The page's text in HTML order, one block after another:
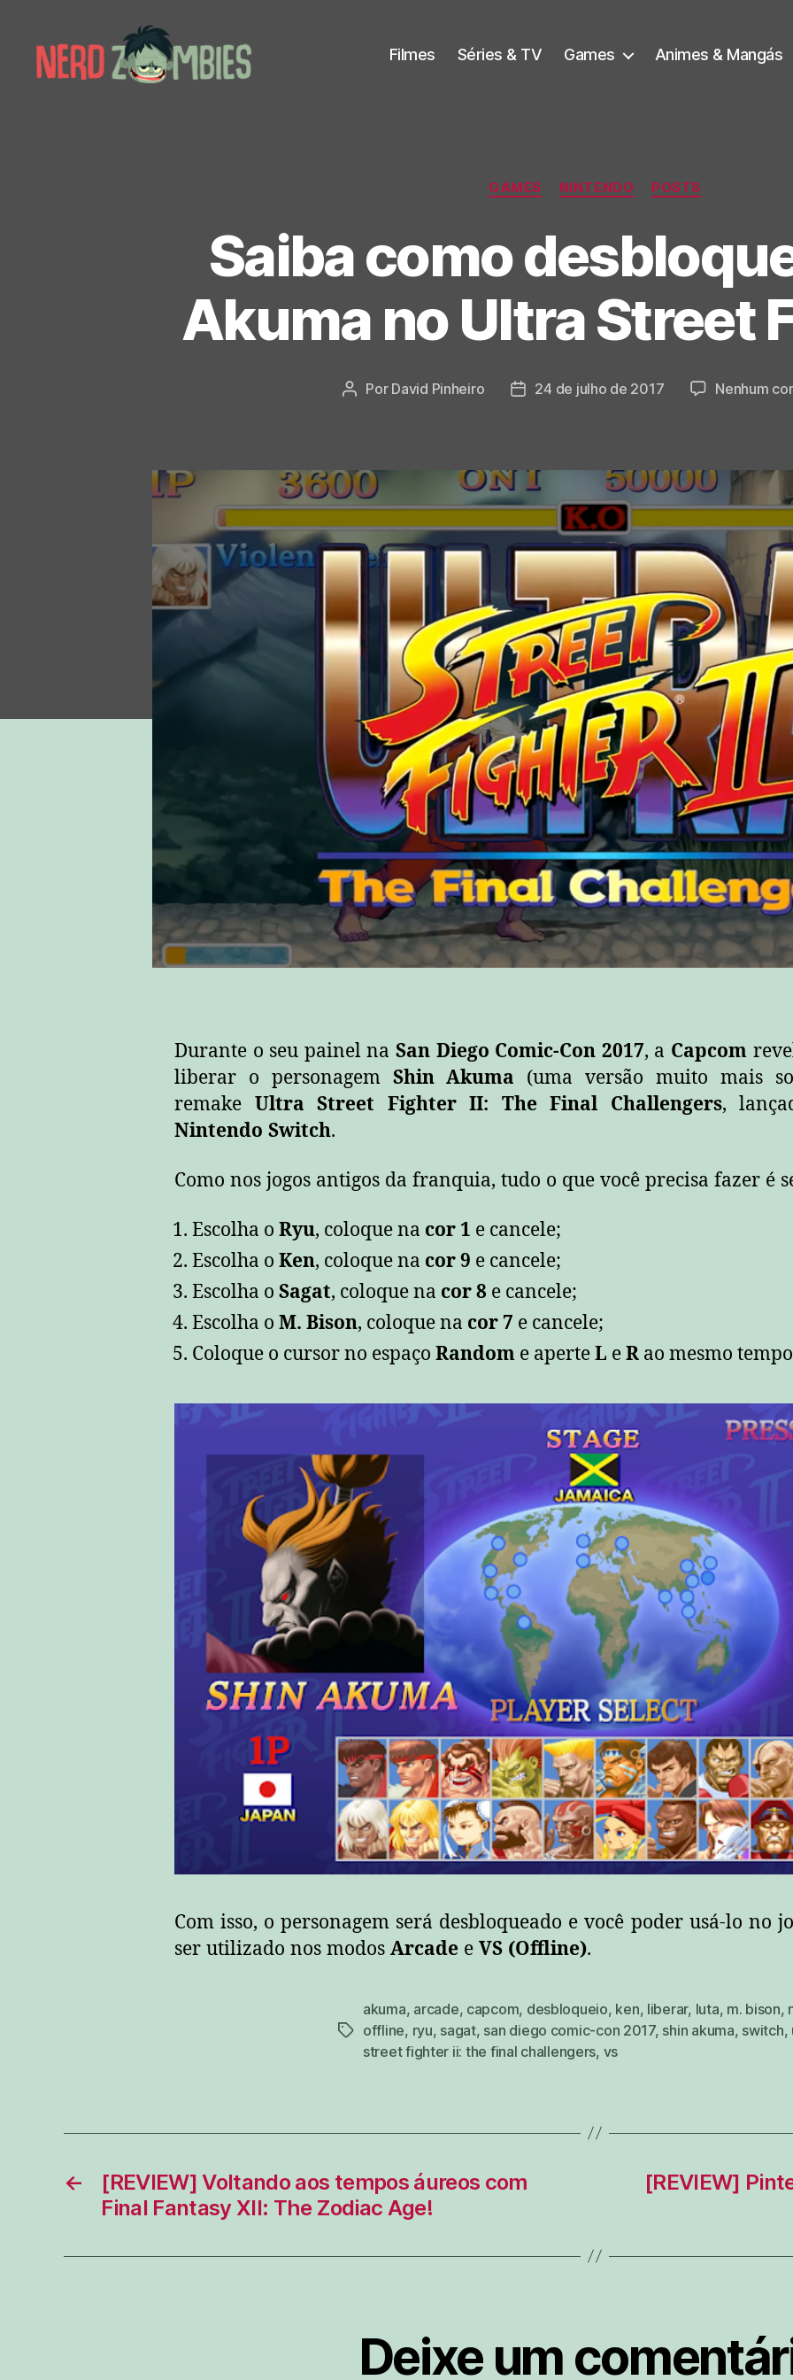
Filmes Séries & TV Games Animes & Mangás
Categorias
GAMES NINTENDO POSTS
Saiba como
Akuma no Ultra Street
Autor
Por David Pinheiro
Data24 de julho de 2017 Nenhum
Durante o seu painel na San Diego Comic-Con 2017, a Capcom
liberar o personagem Shin Akuma (uma versão muito mais
remake Ultra Street Fighter II: The Final Challengers,
Nintendo Switch.
Como nos jogos antigos da franquia, tudo o que você precisa fazer é
Escolha o Ryu, coloque na cor 1 e cancele;
Escolha o Ken, coloque na cor 9 e cancele;
Escolha o Sagat, coloque na cor 8 e cancele;
Escolha o M. Bison, coloque na cor 7 e cancele;
Coloque o cursor no espaço Random e aperteL eR ao mesmo
Com isso, o personagem será desbloqueado e você poder usá-lo no
ser utilizado nos modos Arcade e VS (Offline).
tags
akuma, arcade, capcom, desbloqueio, ken, liberar, luta, m. bison,
offline, ryu, sagat, san diego comic-con 2017, shin akuma, switch,
street fighter ii: the final challengers, vs
←
[REVIEW] Voltando aos tempos áureos com
Final Fantasy XII: The Zodiac Age!
[REVIEW]
Deixe um